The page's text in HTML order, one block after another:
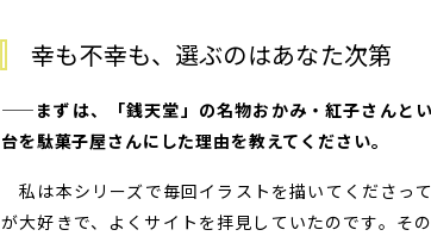
幸も不幸も、選ぶのはあなた次第
——まずは、「銭天堂」の名物おかみ・紅子さんと
台を駄菓子屋さんにした理由を教えてください。
私は本シリーズで毎回イラストを描いてくださっ
が大好きで、よくサイトを拝見していたのです。そ